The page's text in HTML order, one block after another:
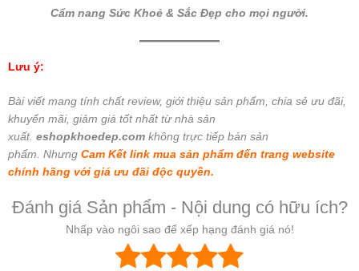
Cẩm nang Sức Khoẻ & Sắc Đẹp cho mọi người.
Lưu ý:
Bài viết mang tính chất review, giới thiệu sản phẩm, chia sẻ ưu đãi,
khuyến mãi, giảm giá tốt nhất từ nhà sản
xuất. eshopkhoedep.com không trực tiếp bán sản
phẩm. Nhưng Cam Kết link mua sản phẩm đến trang website
chính hãng với giá ưu đãi độc quyền.
Đánh giá Sản phẩm - Nội dung có hữu ích?
Nhấp vào ngôi sao để xếp hạng đánh giá nó!